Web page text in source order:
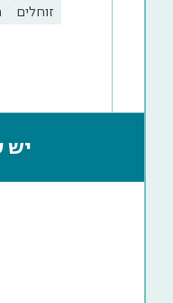
זוחלים
יש